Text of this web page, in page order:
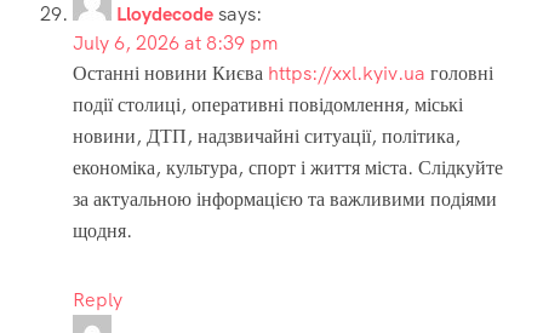
Lloydecodesays:
July 6, 2026 at 8:39 pm
Останні новини Києва https://xxl.kyiv.ua головні
події столиці, оперативні повідомлення, міські
новини, ДТП, надзвичайні ситуації, політика,
економіка, культура, спорт і життя міста. Слідкуйте
за актуальною інформацією та важливими подіями
щодня.
Reply